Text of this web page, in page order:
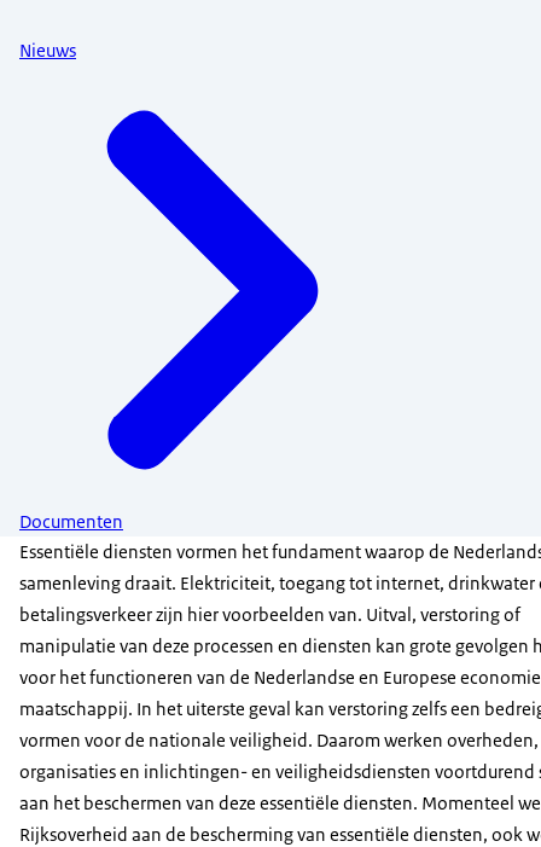
Nieuws
Documenten
Essentiële diensten vormen het fundament waarop de
samenleving draait. Elektriciteit, toegang tot internet, drinkwater
betalingsverkeer zijn hier voorbeelden van. Uitval, verstoring of
manipulatie van deze processen en diensten kan grote gevolgen
voor het functioneren van de Nederlandse en Europese
maatschappij. In het uiterste geval kan verstoring zelfs een
vormen voor de nationale veiligheid. Daarom werken overheden,
organisaties en inlichtingen- en veiligheidsdiensten voortdurend
aan het beschermen van deze essentiële diensten. Momenteel
Rijksoverheid aan de bescherming van essentiële diensten, ook